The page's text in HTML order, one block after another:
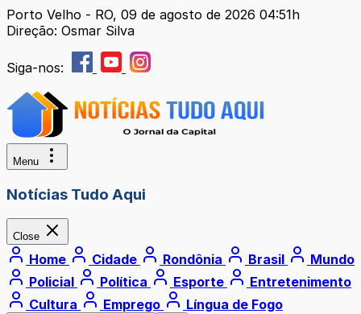
Porto Velho - RO, 09 de agosto de 2026 04:51h
Direção: Osmar Silva
Siga-nos:
Menu
Notícias Tudo Aqui
Close
Home Cidade Rondônia Brasil
Mundo
Policial
Política Esporte
Entretenimento
Cultura
Emprego Língua de Fogo